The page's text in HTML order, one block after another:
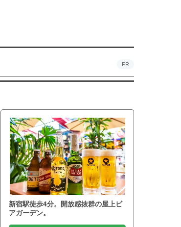
PR
新宿駅徒歩4分。開放感抜群の屋上ビ
アガーデン。